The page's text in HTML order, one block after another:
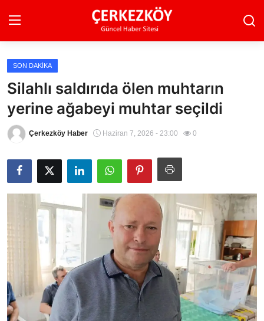
Ana Sayfa
Son Dakika
Ekonomi Haberleri
Magazin Haberleri
Spor Haberleri
Teknoloji Haberleri
Dünya Haberleri
Çerkezköy
SON DAKIKA
Silahlı saldırıda ölen muhtarın
yerine ağabeyi muhtar seçildi
Çerkezköy Haber Haziran 7, 2026 - 23:00 0